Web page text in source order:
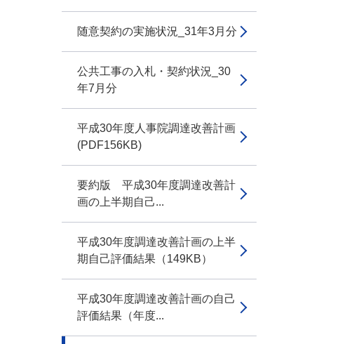
随意契約の実施状況_31年3月分
公共工事の入札・契約状況_30
年7月分
平成30年度人事院調達改善計画
(PDF156KB)
要約版 平成30年度調達改善計
画の上半期自己...
平成30年度調達改善計画の上半
期自己評価結果（149KB）
平成30年度調達改善計画の自己
評価結果（年度...